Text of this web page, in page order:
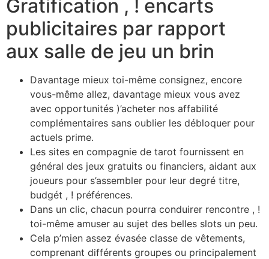
Gratification , ! encarts
publicitaires par rapport
aux salle de jeu un brin
Davantage mieux toi-même consignez, encore
vous-même allez, davantage mieux vous avez
avec opportunités )’acheter nos affabilité
complémentaires sans oublier les débloquer pour
actuels prime.
Les sites en compagnie de tarot fournissent en
général des jeux gratuits ou financiers, aidant aux
joueurs pour s’assembler pour leur degré titre,
budgét , ! préférences.
Dans un clic, chacun pourra conduirer rencontre , !
toi-même amuser au sujet des belles slots un peu.
Cela p’mien assez évasée classe de vêtements,
comprenant différents groupes ou principalement